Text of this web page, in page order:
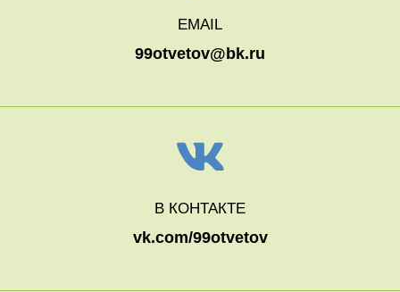
EMAIL
99otvetov@bk.ru
В КОНТАКТЕ
vk.com/99otvetov